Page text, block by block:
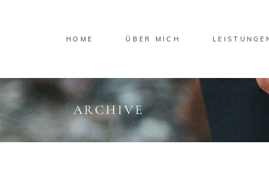
HOME ÜBER MICH
ARCHIVE